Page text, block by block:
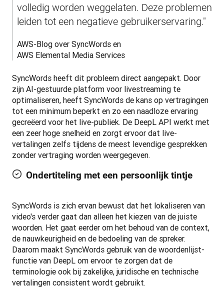
volledig worden weggelaten. Deze problemen
leiden tot een negatieve gebruikerservaring."
AWS-Blog over SyncWords en
AWS Elemental Media Services
SyncWords heeft dit probleem direct aangepakt. Door
zijn AI-gestuurde platform voor livestreaming te
optimaliseren, heeft SyncWords de kans op vertragingen
tot een minimum beperkt en zo een naadloze ervaring
gecreëerd voor het live-publiek. De DeepL API werkt met
een zeer hoge snelheid en zorgt ervoor dat live-
vertalingen zelfs tijdens de meest levendige gesprekken
zonder vertraging worden weergegeven.
Ondertiteling met een persoonlijk tintje
SyncWords is zich ervan bewust dat het lokaliseren van
video's verder gaat dan alleen het kiezen van de juiste
woorden. Het gaat eerder om het behoud van de context,
de nauwkeurigheid en de bedoeling van de spreker.
Daarom maakt SyncWords gebruik van de woordenlijst-
functie van DeepL om ervoor te zorgen dat de
terminologie ook bij zakelijke, juridische en technische
vertalingen consistent wordt gebruikt.